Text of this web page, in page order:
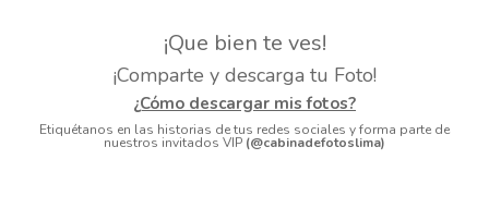
¡Que bien te ves!
¡Comparte y descarga tu Foto!
¿Cómo descargar mis fotos?
Etiquétanos en las historias de tus redes sociales y forma parte de
nuestros invitados VIP (@cabinadefotoslima)